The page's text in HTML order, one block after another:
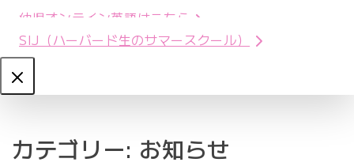
幼児オンライン英語はこちら
SIJ（ハーバード生のサマースクール）
Close
カテゴリー: お知らせ